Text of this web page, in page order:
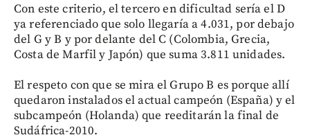
Con este criterio, el tercero en dificultad sería el D
ya referenciado que solo llegaría a 4.031, por debajo
del G y B y por delante del C (Colombia, Grecia,
Costa de Marfil y Japón) que suma 3.811 unidades.
El respeto con que se mira el Grupo B es porque allí
quedaron instalados el actual campeón (España) y el
subcampeón (Holanda) que reeditarán la final de
Sudáfrica-2010.